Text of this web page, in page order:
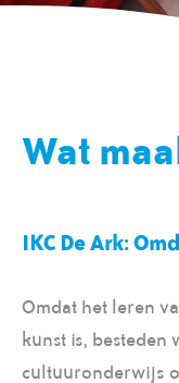
Wat
IKC De Ark:
Omdat het leren
kunst is, besteden
cultuuronderwijs